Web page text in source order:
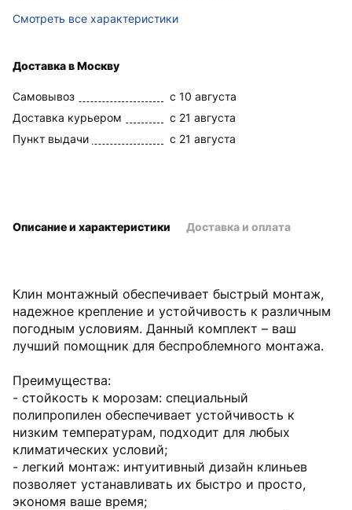
Смотреть все характеристики
Доставка в Москву
Самовывоз
c 10 августа
Доставка курьером
c 21 августа
Пункт выдачи
c 21 августа
Клин монтажный обеспечивает быстрый монтаж,
надежное крепление и устойчивость к различным
погодным условиям. Данный комплект – ваш
лучший помощник для беспроблемного монтажа.
Преимущества:
- стойкость к морозам: специальный
полипропилен обеспечивает устойчивость к
низким температурам, подходит для любых
климатических условий;
- легкий монтаж: интуитивный дизайн клиньев
позволяет устанавливать их быстро и просто,
экономя ваше время;
Описание и характеристики Доставка и оплата